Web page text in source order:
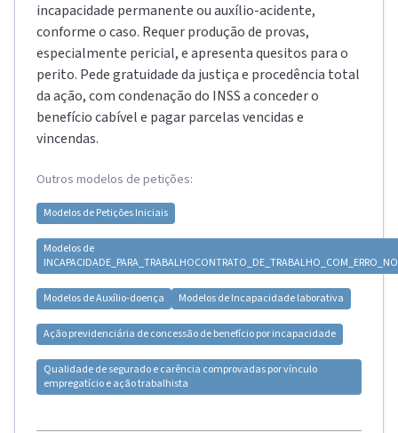
incapacidade permanente ou auxílio-acidente,
conforme o caso. Requer produção de provas,
especialmente pericial, e apresenta quesitos para o
perito. Pede gratuidade da justiça e procedência total
da ação, com condenação do INSS a conceder o
benefício cabível e pagar parcelas vencidas e
vincendas.
Outros modelos de petições:
Modelos dePetições Iniciais
Modelos de
INCAPACIDADE_PARA_TRABALHO
Modelos deAuxílio-doença Modelos deIncapacidade laborativa
Ação previdenciária de concessão de benefício por incapacidade
Qualidade de segurado e carência comprovadas por vínculo
empregatício e ação trabalhista